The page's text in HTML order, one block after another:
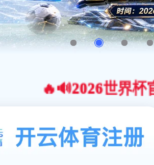
🔥🔊2026世界杯官网